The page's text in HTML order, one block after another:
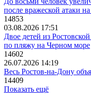
после вражеской атаки
14853
03.08.2026 17:51
Двое детей из
по пляжу на Черном море
14602
26.07.2026 14:19
Весь Ростов-на-Дону
14409
Показать ещё